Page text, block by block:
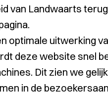
van Landwaarts
optimale uitwerking
deze website snel
Dit zien we gelijk
in de